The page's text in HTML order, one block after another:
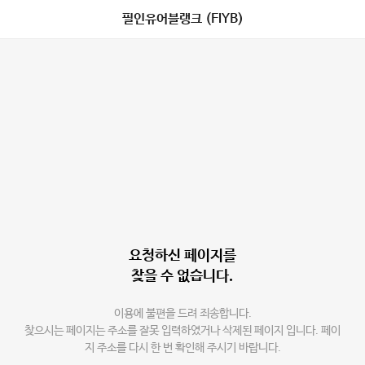
필인유어블랭크 (FIYB)
요청하신 페이지를
찾을 수 없습니다.
이용에 불편을 드려 죄송합니다.
찾으시는 페이지는 주소를 잘못 입력하였거나 삭제된 페이지 입니다. 페이
지 주소를 다시 한 번 확인해 주시기 바랍니다.